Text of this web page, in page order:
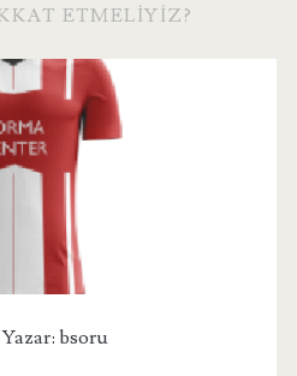
ETMELIYIZ?
bsoru